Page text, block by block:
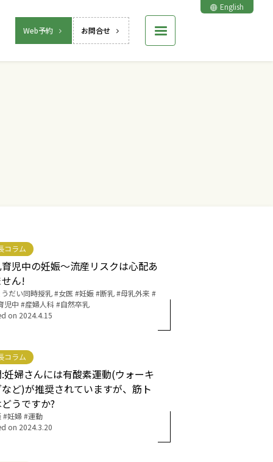
Web予約 お問合せ
English
コラム
児中の妊娠～流産リスクは心配あ
せん!
だい同時授乳 女医 妊娠 断乳 母乳外来
児中
産婦人科 自然卒乳
on 2024.4.15
コラム
妊婦さんには有酸素運動(ウォーキ
など)が推奨されていますが、筋ト
どうですか?
妊婦 運動
on 2024.3.20